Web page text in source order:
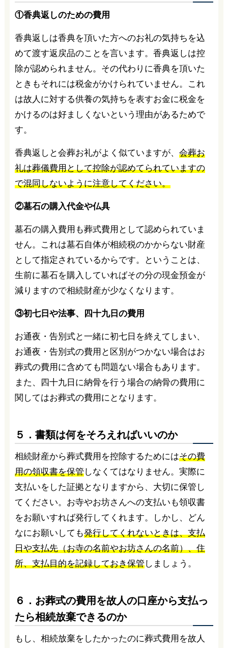
①香典返しのための費用
香典返しは香典を頂いた方へのお礼の気持ちを込
めて渡す返戻品のことを言います。香典返しは控
除が認められません。その代わりに香典を頂いた
ときもそれには税金がかけられていません。これ
は故人に対する供養の気持ちを表すお金に税金を
かけるのは好ましくないという理由があるためで
す。
香典返しと会葬お礼がよく似ていますが、 会葬お
礼は葬儀費用として控除が認めてられていますの
で混同しないように注意してください。
②墓石の購入代金や仏具
墓石の購入費用も葬式費用として認められていま
せん。これは墓石自体が相続税のかからない財産
として指定されているからです。ということは、
生前に墓石を購入していればその分の現金預金が
減りますので相続財産が少なくなります。
③初七日や法事、四十九日の費用
お通夜・告別式と一緒に初七日を終えてしまい、
お通夜・告別式の費用と区別がつかない場合はお
葬式の費用に含めても問題ない場合もあります。
また、四十九日に納骨を行う場合の納骨の費用に
関してはお葬式の費用にとなります。
５．書類は何をそろえればいいのか
相続財産から葬式費用を控除するためにはその費
用の領収書を保管しなくてはなりません。実際に
支払いをした証拠となりますから、大切に保管し
てください。お寺やお坊さんへの支払いも領収書
をお願いすれば発行してくれます。しかし、どん
なにお願いしても発行してくれないときは、支払
日や支払先（お寺の名前やお坊さんの名前）、住
所、支払目的を記録しておき保管しましょう。
６．お葬式の費用を故人の口座から支払っ
たら相続放棄できるのか
もし、相続放棄をしたかったのに葬式費用を故人